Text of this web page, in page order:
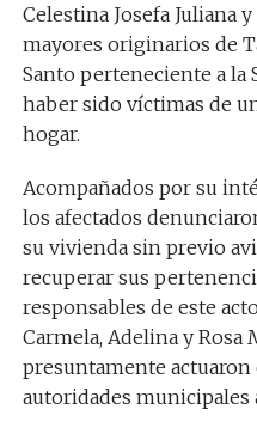
Celestina Josefa Juliana
mayores originarios de
Santo perteneciente a la
haber sido víctimas de
hogar.
Acompañados por su
los afectados
su vivienda sin previo
recuperar sus
responsables de este
Carmela, Adelina y
presuntamente actuaron
autoridades municipales